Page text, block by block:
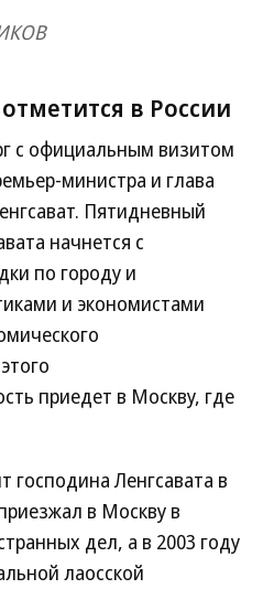
в России
с официальным визитом
министра и глава
Пятидневный
начнется с
по городу и
и экономистами
приедет в Москву, где
господина Ленгсавата в
в Москву в
дел, а в 2003 году
лаосской